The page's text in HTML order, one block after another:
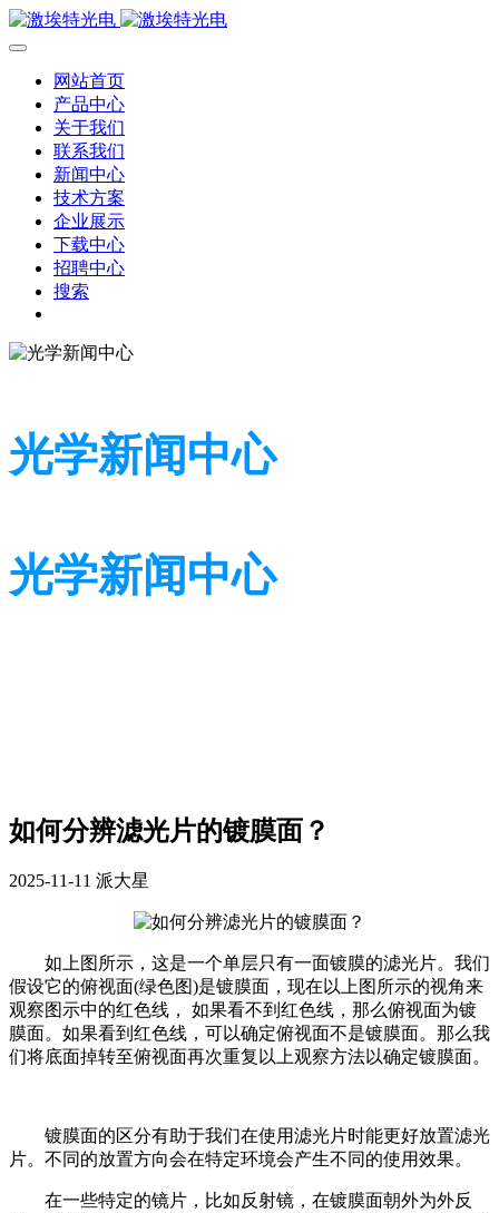
网站首页
产品中心
关于我们
联系我们
新闻中心
技术方案
企业展示
下载中心
招聘中心
搜索
光学新闻中心
光学新闻中心
如何分辨滤光片的镀膜面？
2025-11-11 派大星
如上图所示，这是一个单层只有一面镀膜的滤光片。我们
假设它的俯视面(绿色图)是镀膜面，现在以上图所示的视角来
观察图示中的红色线， 如果看不到红色线，那么俯视面为镀
膜面。如果看到红色线，可以确定俯视面不是镀膜面。那么我
们将底面掉转至俯视面再次重复以上观察方法以确定镀膜面。
镀膜面的区分有助于我们在使用滤光片时能更好放置滤光
片。不同的放置方向会在特定环境会产生不同的使用效果。
在一些特定的镜片，比如反射镜，在镀膜面朝外为外反